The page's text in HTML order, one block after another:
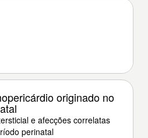
originado no
e afecções correlatas
perinatal